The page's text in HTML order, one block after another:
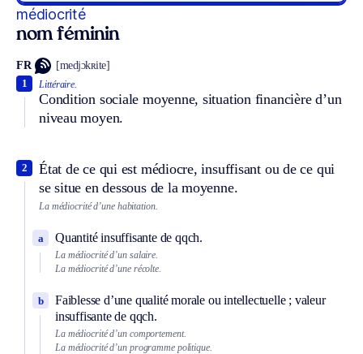
médiocrité
nom féminin
FR [medjɔkʀite]
Littéraire.
Condition sociale moyenne, situation financière d’un
niveau moyen.
1
État de ce qui est médiocre, insuffisant ou de ce qui
se situe en dessous de la moyenne.
2
La médiocrité d’une habitation.
Quantité insuffisante de qqch.
a
La médiocrité d’un salaire.
La médiocrité d’une récolte.
Faiblesse d’une qualité morale ou intellectuelle ; valeur
insuffisante de qqch.
b
La médiocrité d’un comportement.
La médiocrité d’un programme politique.